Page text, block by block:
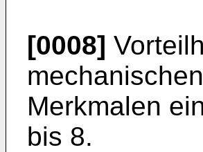
[0008]
Merkmalen
bis 8.